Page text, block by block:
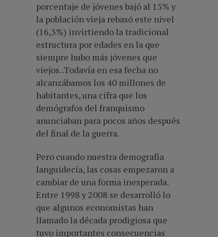
porcentaje de jóvenes bajó al 15% y
la población vieja rebasó este nivel
(16,3%) invirtiendo la tradicional
estructura por edades en la que
siempre hubo más jóvenes que
viejos. .Todavía en esa fecha no
alcanzábamos los 40 millones de
habitantes, una cifra que los
demógrafos del franquismo
anunciaban para pocos años después
del final de la guerra.
Pero cuando nuestra demografía
languidecía, las cosas empezaron a
cambiar de una forma inesperada.
Entre 1998 y 2008 se desarrolló lo
que algunos economistas han
llamado la década prodigiosa que
tuvo importantes consecuencias